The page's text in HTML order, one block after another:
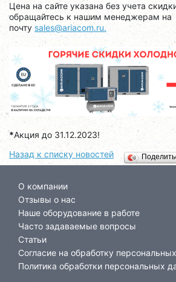
Цена на сайте указана без учета
обращайтесь к нашим менеджерам на
почту sales@ariacom.ru.
*Акция до 31.12.2023!
Назад к списку новостей
О компании
Отзывы о нас
Наше оборудование в работе
Часто задаваемые вопросы
Статьи
Согласие на обработку
Политика обработки персональных